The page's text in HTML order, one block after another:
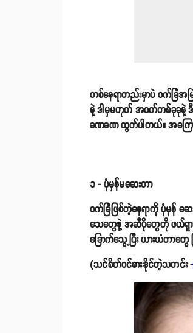
တစ်နေရာတည်းမှာပဲ ဝက်ခြံ
နဲ့ ဒါမှမဟုတ် အဝတ်တစ်ခုခုနဲ့ ဒီ
ခဏခဏ ထွက်ပါတယ်။ အကြော
၁ - ပုံမှန်မဆေးတာ
ဝက်ခြံဖြစ်တဲ့နေရာကို ပုံမှန် ဆ
သေတွေနဲ့ အဆီပိုတွေကို ဖယ်ရှားပ
ခြောက်သွေ့ပြီး ယားယံတာတွေ
(သင်စိတ်ဝင်စားနိုင်တဲ့သတင်း -